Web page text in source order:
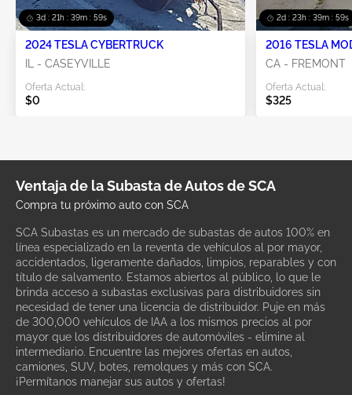
3d : 21h : 39m : 59s
2024 TESLA CYBERTRUCK
IL - CASEYVILLE
Oferta Actual:
$0
2d : 23h : 39m : 59s
2016 TESLA
CA - FREMONT
Oferta Actual:
$325
Ventaja de la Subasta de Autos de SCA
Compra tu próximo auto con SCA
SCA Subastas es un mercado de subastas de autos 100% en
línea especializado en la reventa de vehículos al por mayor,
accidentados, ligeramente dañados, limpios, reparables y con
título de salvamento. Estamos abiertos al público, lo que le
brinda acceso a subastas exclusivas para distribuidores sin
necesidad de tener una licencia de distribuidor. Puje en más
de 300,000 vehículos de IAA a los mismos precios al por
mayor que los distribuidores de automóviles - elimine al
intermediario. Encuentre las mejores ofertas en autos,
camiones, SUV, botes, remolques y más con SCA.
¡Permítanos manejar sus autos y ofertas!